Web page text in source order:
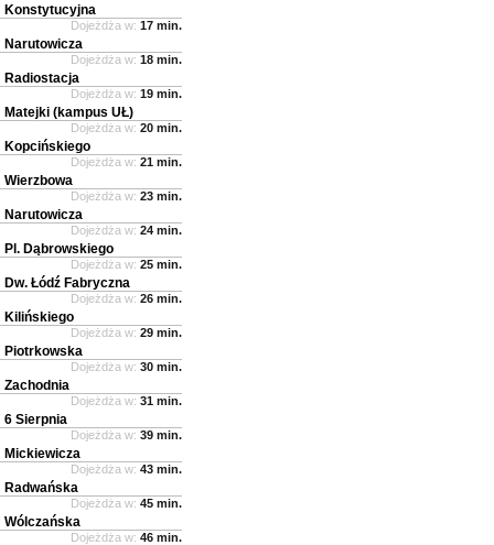
Konstytucyjna
Dojeżdża w: 17 min.
Narutowicza
Dojeżdża w: 18 min.
Radiostacja
Dojeżdża w: 19 min.
Matejki (kampus UŁ)
Dojeżdża w: 20 min.
Kopcińskiego
Dojeżdża w: 21 min.
Wierzbowa
Dojeżdża w: 23 min.
Narutowicza
Dojeżdża w: 24 min.
Pl. Dąbrowskiego
Dojeżdża w: 25 min.
Dw. Łódź Fabryczna
Dojeżdża w: 26 min.
Kilińskiego
Dojeżdża w: 29 min.
Piotrkowska
Dojeżdża w: 30 min.
Zachodnia
Dojeżdża w: 31 min.
6 Sierpnia
Dojeżdża w: 39 min.
Mickiewicza
Dojeżdża w: 43 min.
Radwańska
Dojeżdża w: 45 min.
Wólczańska
Dojeżdża w: 46 min.